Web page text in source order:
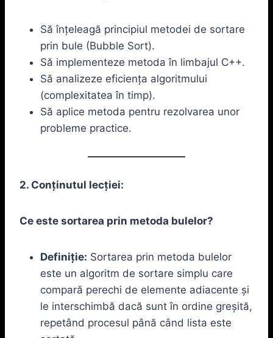
Să înțeleagă principiul metodei de sortare
prin bule (Bubble Sort).
Să implementeze metoda în limbajul C++.
Să analizeze eficiența algoritmului
(complexitatea în timp).
Să aplice metoda pentru rezolvarea unor
probleme practice.
2. Conținutul lecției:
Ce este sortarea prin metoda bulelor?
Definiție: Sortarea prin metoda bulelor
este un algoritm de sortare simplu care
compară perechi de elemente adiacente și
le interschimbă dacă sunt în ordine greșită,
repetând procesul până când lista este